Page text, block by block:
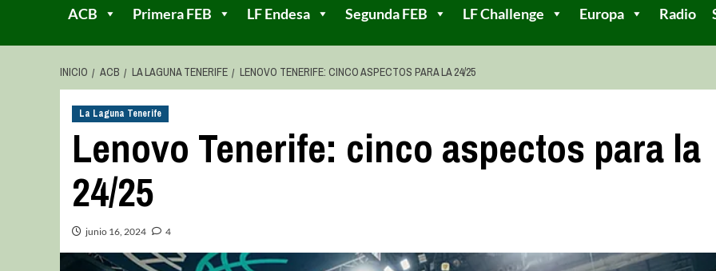
ACB Primera FEB LF Endesa Segunda FEB LF Challenge Europa Radio
INICIO ACB LA LAGUNA TENERIFE LENOVO TENERIFE: CINCO ASPECTOS PARA LA 24/25
La Laguna Tenerife
Lenovo Tenerife: cinco aspectos para la
24/25
junio 16, 2024 4